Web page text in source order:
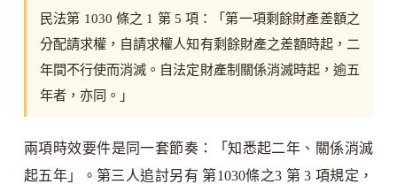
民法第 1030 條之 1 第 5 項：「第一項剩餘財產差額之
分配請求權，自請求權人知有剩餘財產之差額時起，二
年間不行使而消滅。自法定財產制關係消滅時起，逾五
年者，亦同。」
兩項時效要件是同一套節奏：「知悉起二年、關係消滅
起五年」。第三人追討另有 第1030條之3 第 3 項規定，